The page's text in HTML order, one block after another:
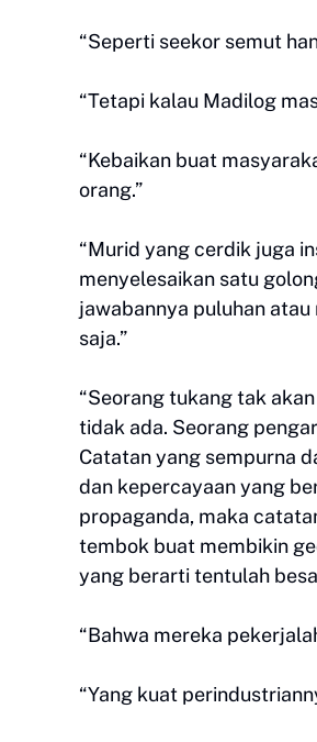
“Seperti seekor semut
“Tetapi kalau Madilog
“Kebaikan buat
orang.”
“Murid yang cerdik juga
menyelesaikan satu
jawabannya puluhan
saja.”
“Seorang tukang tak
tidak ada. Seorang
Catatan yang sempurna
dan kepercayaan yang
propaganda, maka
tembok buat membikin
yang berarti tentulah
“Bahwa mereka
“Yang kuat